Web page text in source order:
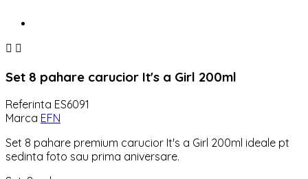
 
Set 8 pahare carucior It's a Girl 200ml
Referinta ES6091
Marca EFN
Set 8 pahare premium carucior It's a Girl 200ml ideale pt
sedinta foto sau prima aniversare.